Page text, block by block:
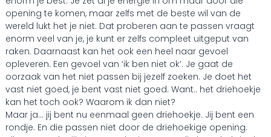
opening te komen, maar zelfs met de beste wil van de
wereld lukt het je niet. Dat proberen aan te passen vraagt
enorm veel van je, je kunt er zelfs compleet uitgeput van
raken. Daarnaast kan het ook een heel naar gevoel
opleveren. Een gevoel van ‘ik ben niet ok’. Je gaat de
oorzaak van het niet passen bij jezelf zoeken. Je doet het
vast niet goed, je bent vast niet goed. Want.. het driehoekje
kan het toch ook? Waarom ik dan niet?
Maar ja… jij bent nu eenmaal geen driehoekje. Jij bent een
rondje. En die passen niet door de driehoekige opening.